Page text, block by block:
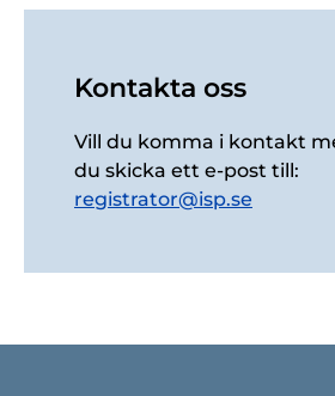
Kontakta oss
Vill du komma i kontakt
du skicka ett e-post till:
registrator@isp.se